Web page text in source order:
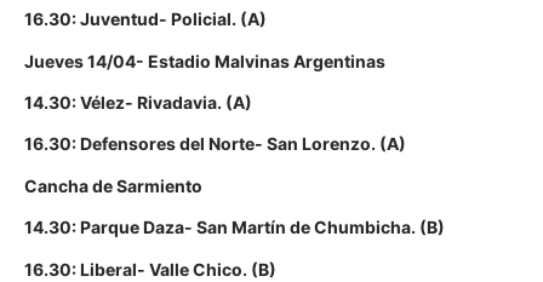
16.30: Juventud- Policial. (A)
Jueves 14/04- Estadio Malvinas Argentinas
14.30: Vélez- Rivadavia. (A)
16.30: Defensores del Norte- San Lorenzo. (A)
Cancha de Sarmiento
14.30: Parque Daza- San Martín de Chumbicha. (B)
16.30: Liberal- Valle Chico. (B)